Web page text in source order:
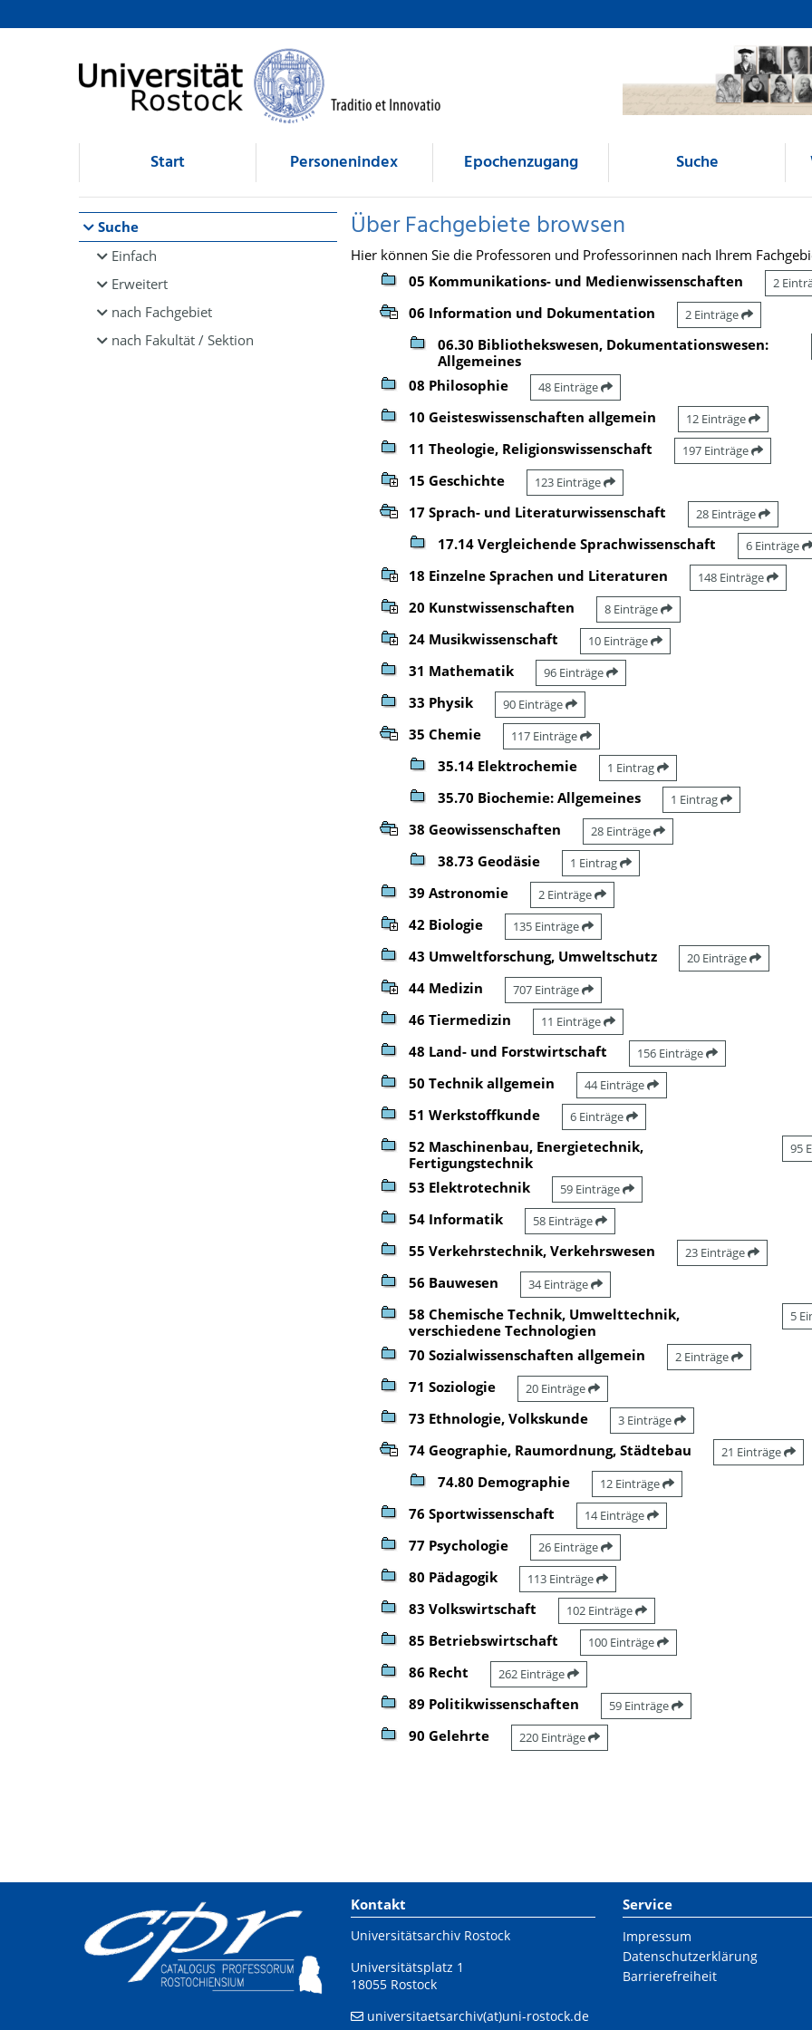
Browsen
direkt zum Inhalt
Start Personenindex Epochenzugang Suche
Suche
Einfach
Erweitert
nach Fachgebiet
nach Fakultät / Sektion
Über Fachgebiete browsen
Hier können Sie die Professoren und Professorinnen nach Ihrem
05 Kommunikations- und Medienwissenschaften
2
06 Information und Dokumentation 2 Einträge
06.30 Bibliothekswesen, Dokumentationswesen:
Allgemeines
08 Philosophie 48 Einträge
10 Geisteswissenschaften allgemein 12 Einträge
11 Theologie, Religionswissenschaft 197 Einträge
15 Geschichte 123 Einträge
17 Sprach- und Literaturwissenschaft 28 Einträge
17.14 Vergleichende Sprachwissenschaft 6 Einträge
18 Einzelne Sprachen und Literaturen 148 Einträge
20 Kunstwissenschaften 8 Einträge
24 Musikwissenschaft 10 Einträge
31 Mathematik 96 Einträge
33 Physik 90 Einträge
35 Chemie 117 Einträge
35.14 Elektrochemie 1 Eintrag
35.70 Biochemie: Allgemeines 1 Eintrag
38 Geowissenschaften 28 Einträge
38.73 Geodäsie 1 Eintrag
39 Astronomie 2 Einträge
42 Biologie 135 Einträge
43 Umweltforschung, Umweltschutz 20 Einträge
44 Medizin 707 Einträge
46 Tiermedizin 11 Einträge
48 Land- und Forstwirtschaft 156 Einträge
50 Technik allgemein 44 Einträge
51 Werkstoffkunde 6 Einträge
52 Maschinenbau, Energietechnik,
Fertigungstechnik
95
53 Elektrotechnik 59 Einträge
54 Informatik 58 Einträge
55 Verkehrstechnik, Verkehrswesen 23 Einträge
56 Bauwesen 34 Einträge
58 Chemische Technik, Umwelttechnik,
verschiedene Technologien
5
70 Sozialwissenschaften allgemein 2 Einträge
71 Soziologie 20 Einträge
73 Ethnologie, Volkskunde 3 Einträge
74 Geographie, Raumordnung, Städtebau 21 Einträge
74.80 Demographie 12 Einträge
76 Sportwissenschaft 14 Einträge
77 Psychologie 26 Einträge
80 Pädagogik 113 Einträge
83 Volkswirtschaft 102 Einträge
85 Betriebswirtschaft 100 Einträge
86 Recht 262 Einträge
89 Politikwissenschaften 59 Einträge
90 Gelehrte 220 Einträge
Kontakt
Universitätsarchiv Rostock
Universitätsplatz 1
18055 Rostock
universitaetsarchiv(at)uni-rostock.de
Service
Impressum
Datenschutzerklärung
Barrierefreiheit